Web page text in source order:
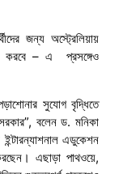
জন্য অস্ট্রেলিয়ায়
করবে – এ প্রসঙ্গেও
পড়াশোনার সুযোগ বৃদ্ধিতে
বলেন ড. মনিকা
এডুকেশন
করছেন। এছাড়া পাথওয়ে,